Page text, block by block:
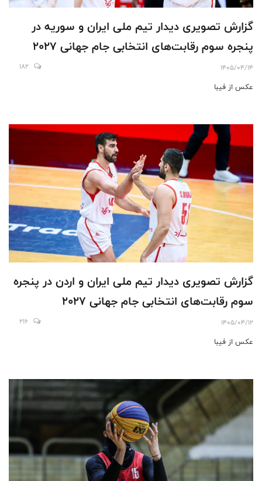
گزارش تصویری دیدار تیم ملی ایران و سوریه در
پنجره سوم رقابت‌های انتخابی جام جهانی ۲۰۲۷
1405/04/14
182
عکس از فیبا
گزارش تصویری دیدار تیم ملی ایران و اردن در پنجره
سوم رقابت‌های انتخابی جام جهانی ۲۰۲۷
1405/04/12
216
عکس از فیبا